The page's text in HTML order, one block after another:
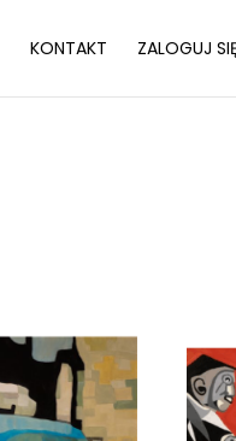
KONTAKT ZALOGUJ